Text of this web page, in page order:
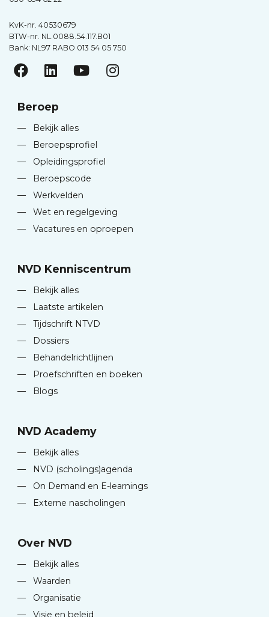
KvK-nr. 40530679
BTW-nr. NL.0088.54.117.B01
Bank: NL97 RABO 013 54 05 750
Beroep
—
Bekijk alles
—
Beroepsprofiel
—
Opleidingsprofiel
—
Beroepscode
—
Werkvelden
—
Wet en regelgeving
—
Vacatures en oproepen
NVD Kenniscentrum
—
Bekijk alles
—
Laatste artikelen
—
Tijdschrift NTVD
—
Dossiers
—
Behandelrichtlijnen
—
Proefschriften en boeken
—
Blogs
NVD Academy
—
Bekijk alles
—
NVD (scholings)agenda
—
On Demand en E-learnings
—
Externe nascholingen
Over NVD
—
Bekijk alles
—
Waarden
—
Organisatie
—
Visie en beleid